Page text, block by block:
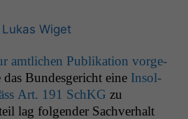
Lukas Wiget
amtlichen Pub­lika­tion vorge­
das Bun­des­gericht eine Insol­
Art. 191 SchKG zu
lag fol­gen­der Sachver­halt